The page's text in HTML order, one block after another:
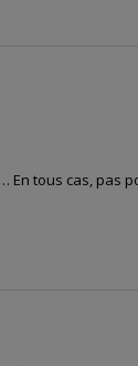
En tous cas, pas